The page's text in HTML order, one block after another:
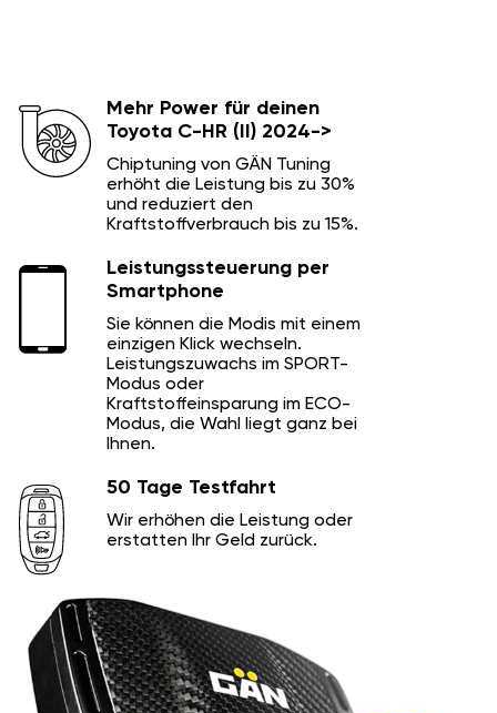
Mehr Power für deinen
Toyota C-HR (II) 2024->
Chiptuning von GÄN Tuning
erhöht die Leistung bis zu 30%
und reduziert den
Kraftstoffverbrauch bis zu 15%.
Leistungssteuerung per
Smartphone
Sie können die Modis mit einem
einzigen Klick wechseln.
Leistungszuwachs im SPORT-
Modus oder
Kraftstoffeinsparung im ECO-
Modus, die Wahl liegt ganz bei
Ihnen.
50 Tage Testfahrt
Wir erhöhen die Leistung oder
erstatten Ihr Geld zurück.